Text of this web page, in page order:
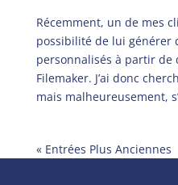
Récemment, un de mes
possibilité de lui générer
personnalisés à partir de
Filemaker. J’ai donc
mais malheureusement,
« Entrées Plus Anciennes